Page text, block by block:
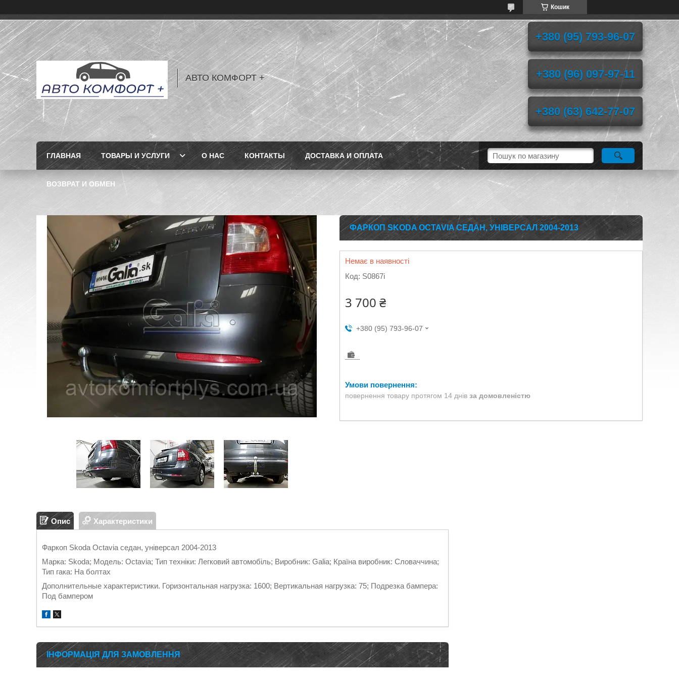
Кошик
АВТО КОМФОРТ +
+380 (95) 793-96-07
+380 (96) 097-97-11
+380 (63) 642-77-07
ГЛАВНАЯ ТОВАРЫ И УСЛУГИ О НАС КОНТАКТЫ ДОСТАВКА И ОПЛАТА
ВОЗВРАТ И ОБМЕН
ФАРКОП SKODA OCTAVIA СЕДАН, УНІВЕРСАЛ 2004-2013
Немає в наявності
Код: S0867i
3 700 ₴
+380 (95) 793-96-07
повернення товару протягом 14 днів за домовленістю
Опис Характеристики
Фаркоп Skoda Octavia седан, універсал 2004-2013
Марка: Skoda; Модель: Octavia; Тип техніки: Легковий автомобіль; Виробник: Galia; Країна виробник: Словаччина;
Тип гака: На болтах
Дополнительные характеристики. Горизонтальная нагрузка: 1600; Вертикальная нагрузка: 75; Подрезка бампера:
Под бампером
ІНФОРМАЦІЯ ДЛЯ ЗАМОВЛЕННЯ